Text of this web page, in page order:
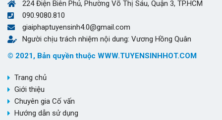
224 Điện Biên Phủ, Phường Võ Thị Sáu, Quận 3, TP.HCM
090.9080.810
giaiphaptuyensinh4.0@gmail.com
Người chịu trách nhiệm nội dung: Vương Hồng Quân
© 2021, Bản quyền thuộc WWW.TUYENSINHHOT.COM
Trang chủ
Giới thiệu
Chuyên gia Cố vấn
Hướng dẫn sử dụng